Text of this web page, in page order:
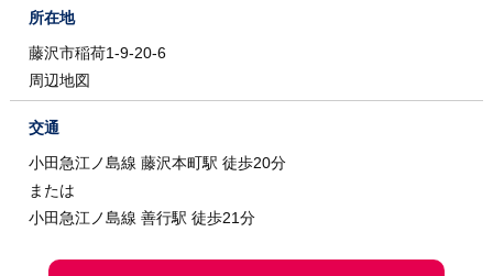
所在地
藤沢市稲荷1-9-20-6
周辺地図
交通
小田急江ノ島線 藤沢本町駅 徒歩20分
または
小田急江ノ島線 善行駅 徒歩21分